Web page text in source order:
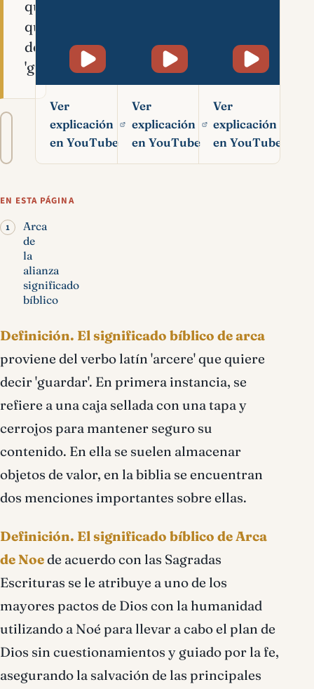
que
quiere
decir
'guardar'.
Tamaño
A− A+
Arca
Noe, Arca
Ver
explicación
en YouTube
Arca
Ver
explicación
en YouTube
Arca
significado
Ver
explicación
en YouTube
EN ESTA PÁGINA
Arca
de
la
alianza
significado
bíblico
Definición. El significado bíblico de arca
proviene del verbo latín 'arcere' que quiere
decir 'guardar'. En primera instancia, se
refiere a una caja sellada con una tapa y
cerrojos para mantener seguro su
contenido. En ella se suelen almacenar
objetos de valor, en la biblia se encuentran
dos menciones importantes sobre ellas.
Definición. El significado bíblico de Arca
de Noede acuerdo con las Sagradas
Escrituras se le atribuye a uno de los
mayores pactos de Dios con la humanidad
utilizando a Noé para llevar a cabo el plan de
Dios sin cuestionamientos y guiado por la fe,
asegurando la salvación de las principales